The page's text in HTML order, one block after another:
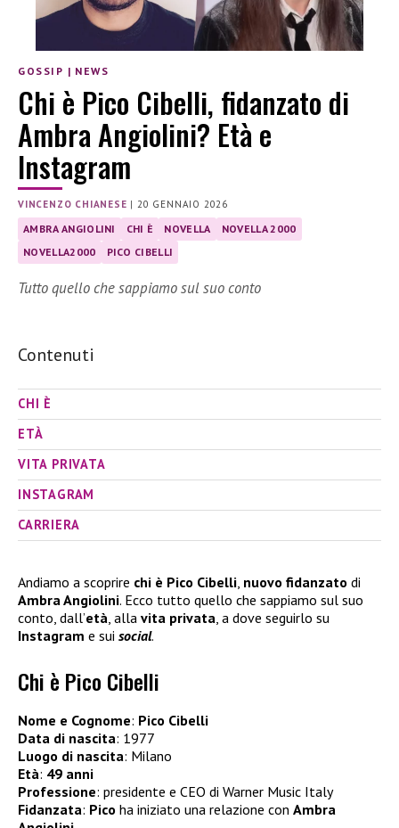
GOSSIP | NEWS
Chi è Pico Cibelli, fidanzato di
Ambra Angiolini? Età e
Instagram
VINCENZO CHIANESE |20 GENNAIO 2026
AMBRA ANGIOLINI CHI È NOVELLA
NOVELLA 2000
NOVELLA2000
PICO CIBELLI
Tutto quello che sappiamo sul suo conto
Contenuti
CHI È
ETÀ
VITA PRIVATA
INSTAGRAM
CARRIERA
Andiamo a scoprire chi è Pico Cibelli, nuovo fidanzato di
Ambra Angiolini. Ecco tutto quello che sappiamo sul suo
conto, dall’età, alla vita privata, a dove seguirlo su
Instagram e sui social.
Chi è Pico Cibelli
Nome e Cognome: Pico Cibelli
Data di nascita: 1977
Luogo di nascita: Milano
Età: 49 anni
Professione: presidente e CEO di Warner Music Italy
Fidanzata: Pico ha iniziato una relazione con Ambra